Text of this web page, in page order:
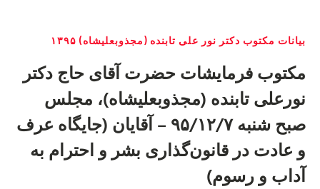
بیانات مکتوب دکتر نور علی تابنده (مجذوبعلیشاه) ١٣٩۵
مکتوب فرمایشات حضرت آقای حاج دکتر
نورعلی تابنده (مجذوبعلیشاه)، مجلس
صبح شنبه ۹۵/۱۲/٧ – آقايان (جایگاه عرف
و عادت در قانون‌گذاری بشر و احترام به
آداب و رسوم)